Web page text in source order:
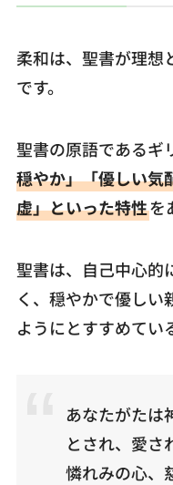
柔和は、聖書が理想
です。
聖書の原語であるギ
穏やか」「優しい気
虚」といった特性を
聖書は、自己中心的
く、穏やかで優しい
ようにとすすめてい
あなたがたは
とされ、愛さ
憐れみの心、